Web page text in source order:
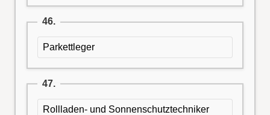
46.
Parkettleger
47.
Rollladen- und Sonnenschutztechniker